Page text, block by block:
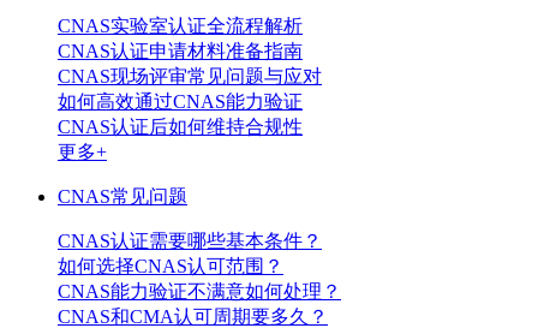
CNAS实验室认证全流程解析
CNAS认证申请材料准备指南
CNAS现场评审常见问题与应对
如何高效通过CNAS能力验证
CNAS认证后如何维持合规性
更多+
CNAS常见问题
CNAS认证需要哪些基本条件？
如何选择CNAS认可范围？
CNAS能力验证不满意如何处理？
CNAS和CMA认可周期要多久？